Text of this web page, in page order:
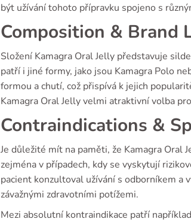
být užívání tohoto přípravku spojeno s
Composition & Brand
Složení Kamagra Oral Jelly představuje
patří i jiné formy, jako jsou Kamagra Polo
formou a chutí, což přispívá k jejich
Kamagra Oral Jelly velmi atraktivní volba
Contraindications &
Je důležité mít na paměti, že Kamagra
zejména v případech, kdy se vyskytují
pacient konzultoval užívání s odborníkem
závažnými zdravotními potížemi.
Mezi absolutní kontraindikace patří